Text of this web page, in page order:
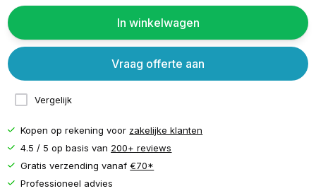
In winkelwagen
Vergelijk
Vraag offerte aan
Kopen op rekening voor zakelijke klanten
4.5 / 5 op basis van 200+ reviews
Gratis verzending vanaf€70*
Professioneel advies